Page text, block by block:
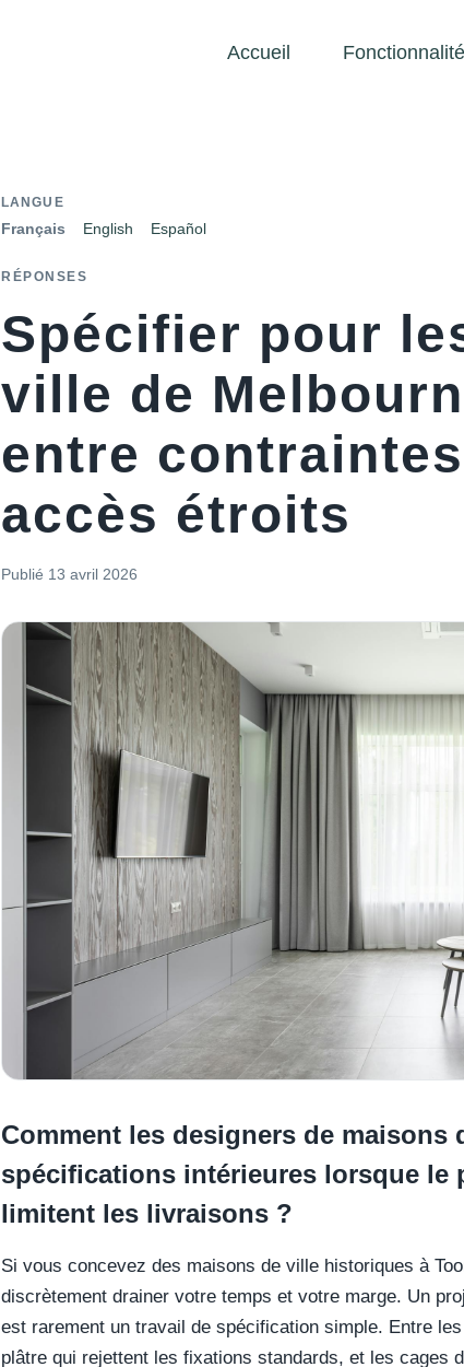
Accueil
LANGUE
Français English Español
RÉPONSES
Spécifier pour
ville de
entre
accès étroits
Publié 13 avril 2026
Comment les designers de
spécifications intérieures lorsque le
limitent les livraisons ?
Si vous concevez des maisons de ville historiques à
discrètement drainer votre temps et votre marge. Un
est rarement un travail de spécification simple. Entre
plâtre qui rejettent les fixations standards, et les cages